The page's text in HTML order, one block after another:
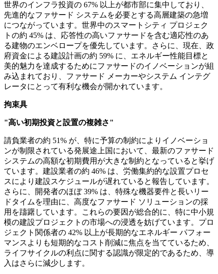
世界のインフラ投資の 67% 以上が都市部に集中しており、
先進的なファサード システムを必要とする高層建築の急増
につながっています。世界中のスマートシティ プロジェク
トの約 45% は、応答性の高いファサードを含む適応性のあ
る建物のエンベロープを優先しています。さらに、現在、政
府資金による建設計画の約 59% に、エネルギー性能目標と
美的魅力を達成するためにファサードのイノベーションが組
み込まれており、ファサード メーカーやシステム インテグ
レータにとって有利な機会が開かれています。
拘束具
"高い初期投資と設置の複雑さ"
請負業者の約 51% が、特に予算の制約によりイノベーショ
ンが制限されている発展途上国において、最新のファサード
システムの高額な初期費用が大きな制約となっていると挙げ
ています。建設業者の約 46% は、労働集約的な設置プロセ
スにより建設スケジュールが遅れていると報告しています。
さらに、開発者のほぼ 39% は、特殊な機器要件と長いリー
ドタイムを理由に、高度なファサード ソリューションの採
用を躊躇しています。これらの要因が総合的に、特に中小規
模の建設プロジェクトの市場への浸透を妨げています。プロ
ジェクト関係者の 42% 以上が長期的なエネルギー パフォー
マンスよりも短期的なコスト削減に焦点を当てているため、
ライフサイクルの利点に関する認識が限定的であるため、導
入はさらに減少します。